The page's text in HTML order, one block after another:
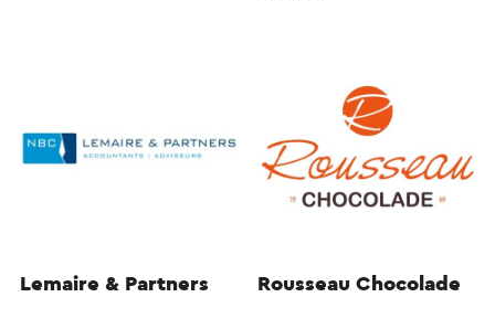
Lemaire & Partners Rousseau Chocolade